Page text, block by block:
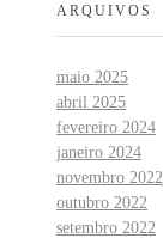
ARQUIVOS
maio 2025
abril 2025
fevereiro 2024
janeiro 2024
novembro 2022
outubro 2022
setembro 2022